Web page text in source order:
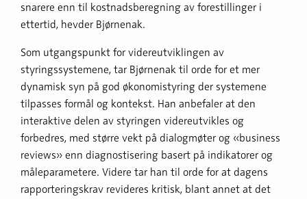
snarere enn til kostnadsberegning av forestillinger i
ettertid, hevder Bjørnenak.
Som utgangspunkt for videreutviklingen av
styringssystemene, tar Bjørnenak til orde for et mer
dynamisk syn på god økonomistyring der systemene
tilpasses formål og kontekst. Han anbefaler at den
interaktive delen av styringen videreutvikles og
forbedres, med større vekt på dialogmøter og «business
reviews» enn diagnostisering basert på indikatorer og
måleparametere. Videre tar han til orde for at dagens
rapporteringskrav revideres kritisk, blant annet at det